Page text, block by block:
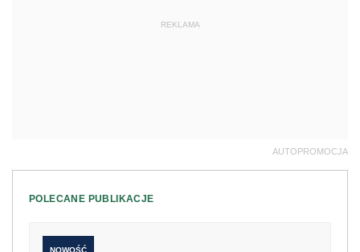
REKLAMA
AUTOPROMOCJA
POLECANE PUBLIKACJE
NOWOŚĆ